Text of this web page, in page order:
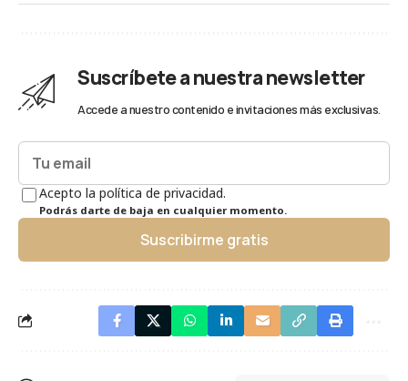
Suscríbete a nuestra newsletter
Accede a nuestro contenido e invitaciones más exclusivas.
Acepto la política de privacidad.
Podrás darte de baja en cualquier momento.
Suscribirme gratis